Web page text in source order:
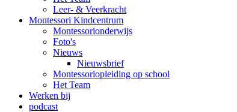
Leer- & Veerkracht
Montessori Kindcentrum
Montessorionderwijs
Foto's
Nieuws
Nieuwsbrief
Montessoriopleiding op school
Het Team
Werken bij
podcast